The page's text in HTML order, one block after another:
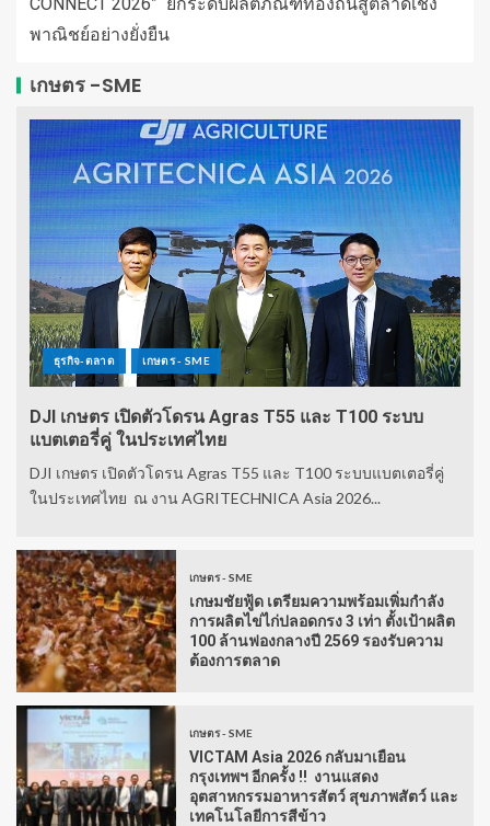
พาณิชย์อย่างยั่งยืน
เกษตร -SME
ธุรกิจ-ตลาด เกษตร - SME
DJI เกษตร เปิดตัวโดรน Agras T55 และ T100 ระบบ
แบตเตอรี่คู่ ในประเทศไทย
DJI เกษตร เปิดตัวโดรน Agras T55 และ T100 ระบบแบตเตอรี่คู่
ในประเทศไทย ณ งาน AGRITECHNICA Asia 2026...
เกษตร - SME
เกษมชัยฟู้ด เตรียมความพร้อมเพิ่มกำลัง
การผลิตไข่ไก่ปลอดกรง 3 เท่า ตั้งเป้าผลิต
100 ล้านฟองกลางปี 2569 รองรับความ
ต้องการตลาด
เกษตร - SME
VICTAM Asia 2026 กลับมาเยือน
กรุงเทพฯ อีกครั้ง !! งานแสดง
อุตสาหกรรมอาหารสัตว์ สุขภาพสัตว์ และ
เทคโนโลยีการสีข้าว